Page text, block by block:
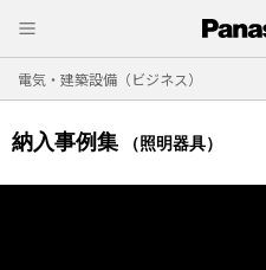
電気・建築設備（ビジネス）
納入事例集 （照明器具）